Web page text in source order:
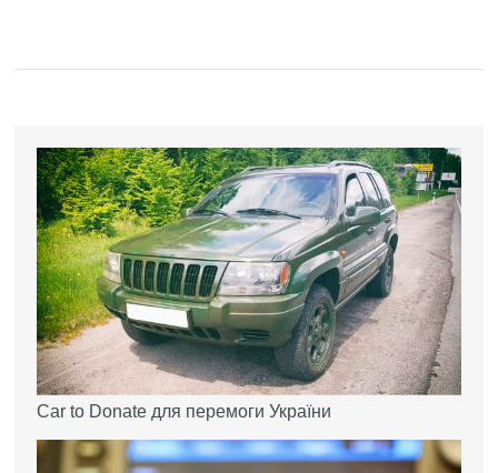
Car to Donate для перемоги України